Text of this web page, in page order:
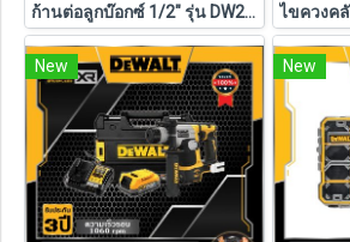
ก้านต่อลูกบ๊อกซ์ 1/2" รุ่น DW2547IR G DEWALT
New New